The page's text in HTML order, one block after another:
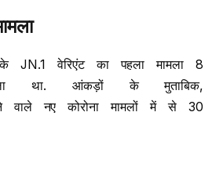
के JN.1 वेरिएंट का पहला मामला 8
था. आंकड़ों के मुताबिक,
वाले नए कोरोना मामलों में से 30